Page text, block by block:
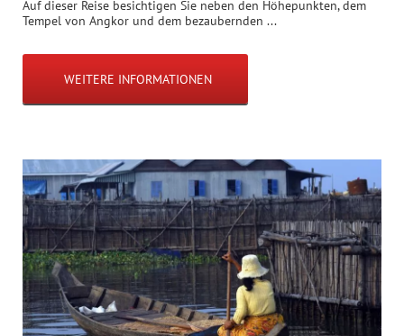
Auf dieser Reise besichtigen Sie neben den Höhepunkten, dem
Tempel von Angkor und dem bezaubernden ...
WEITERE INFORMATIONEN